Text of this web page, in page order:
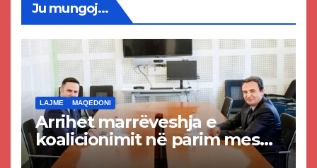
Ju mungoj...
LAJME MAQEDONI
Arrihet marrëveshja e
koalicionimit në parim mes
Kurtit dhe Abdixhikut